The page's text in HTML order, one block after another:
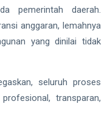
pemerintah daerah.
anggaran, lemahnya
yang dinilai tidak
seluruh proses
transparan,